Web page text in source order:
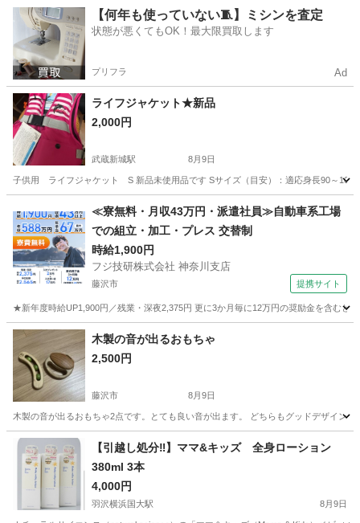
神奈川 藤沢市 キッズ用品 ステッキ
【何年も使っていない🧵】ミシンを査定
状態が悪くてもOK！最大限買取します
プリフラ Ad
ライフジャケット★新品
2,000円
武蔵新城駅 8月9日
子供用 ライフジャケット S 新品未使用品です Sサイズ（目安）：適応身長90～
武蔵新城駅 キッズ用品
≪寮無料・月収43万円・派遣社員≫自動車系工場
での組立・加工・プレス 交替制
時給1,900円
フジ技研株式会社 神奈川支店
藤沢市 提携サイト
★新年度時給UP1,900円／残業・深夜2,375円 更に3か月毎に12万円の奨励金を含む
神奈川 藤沢市 その他
木製の音が出るおもちゃ
2,500円
藤沢市 8月9日
木製の音が出るおもちゃ2点です。とても良い音が出ます。 どちらもグッドデザイン
神奈川 藤沢市 ベビー用品
【引越し処分‼️】ママ&キッズ 全身ローション
380ml 3本
4,000円
羽沢横浜国大駅 8月9日